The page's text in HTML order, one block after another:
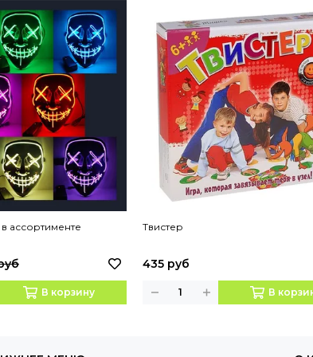
ассортименте
В корзину
Твистер
435 руб
В